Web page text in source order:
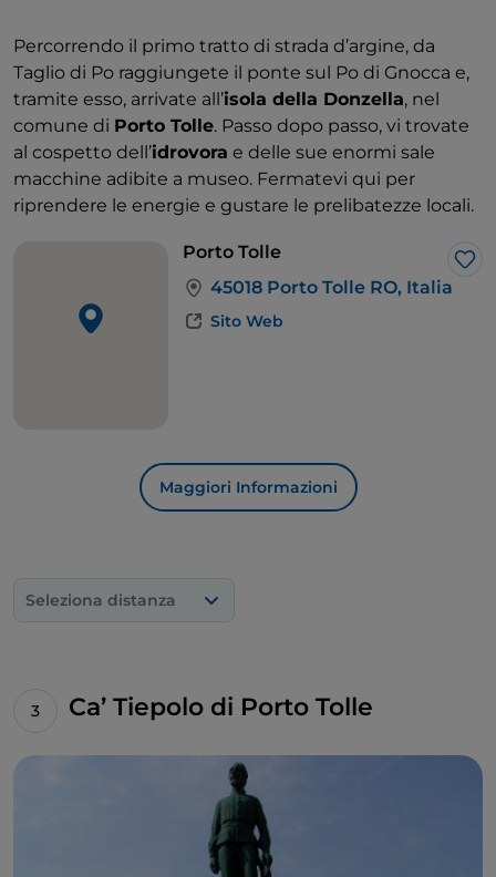
Percorrendo il primo tratto di strada d’argine, da
Taglio di Po raggiungete il ponte sul Po di Gnocca e,
tramite esso, arrivate all’isola della Donzella, nel
comune di Porto Tolle. Passo dopo passo, vi trovate
al cospetto dell’idrovora e delle sue enormi sale
macchine adibite a museo. Fermatevi qui per
riprendere le energie e gustare le prelibatezze locali.
Porto Tolle
45018 Porto Tolle RO, Italia
Sito Web
Maggiori Informazioni
Seleziona distanza
Ca’ Tiepolo di Porto Tolle